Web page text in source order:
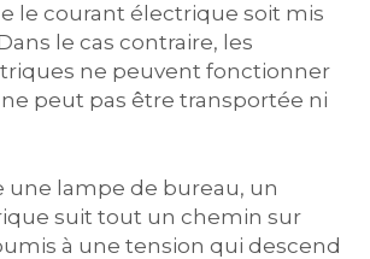
le courant électrique soit mis
le cas contraire, les
ne peuvent fonctionner
peut pas être transportée ni
une lampe de bureau, un
suit tout un chemin sur
à une tension qui descend